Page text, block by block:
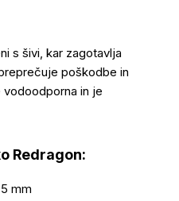
s šivi, kar zagotavlja
poškodbe in
in je
Redragon:
mm